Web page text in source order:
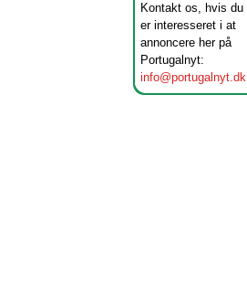
Kontakt os, hvis du
er interesseret i at
annoncere her på
Portugalnyt:
info@portugalnyt.dk